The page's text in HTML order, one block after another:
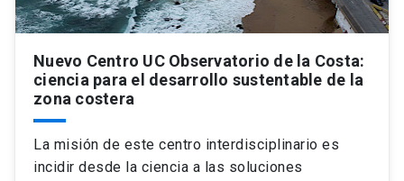
Nuevo Centro UC Observatorio de la Costa:
ciencia para el desarrollo sustentable de la
zona costera
La misión de este centro interdisciplinario es
incidir desde la ciencia a las soluciones